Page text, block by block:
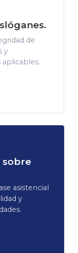
de
y
sobre
asistencial
y